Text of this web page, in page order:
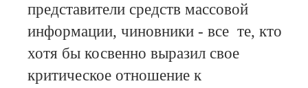
представители средств массовой
информации, чиновники - все те, кто
хотя бы косвенно выразил свое
критическое отношение к